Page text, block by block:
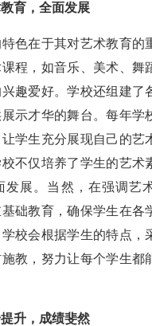
育，全面发展
色在于其对艺术教育的
程，如音乐、美术、舞
趣爱好。学校还组建了
示才华的舞台。每年学
学生充分展现自己的艺
不仅培养了学生的艺术
发展。当然，在强调艺
础教育，确保学生在各
校会根据学生的特点，
教，努力让每个学生都
升，成绩斐然